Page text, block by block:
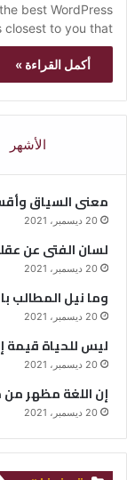
best WordPress
to you that…
أكمل القراءة »
الأشهر
معنى السياق
20 ديسمبر، 2021
لسان الفتى عن
20 ديسمبر، 2021
وما نيل المطالب
20 ديسمبر، 2021
ليس للحياة قيمة
20 ديسمبر، 2021
إن اللغة مظهر من
20 ديسمبر، 2021